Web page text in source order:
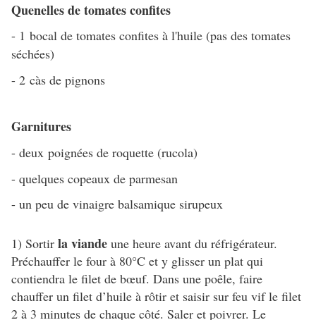
Quenelles de tomates confites
- 1 bocal de tomates confites à l'huile (pas des tomates
séchées)
- 2 càs de pignons
Garnitures
- deux poignées de roquette (rucola)
- quelques copeaux de parmesan
- un peu de vinaigre balsamique sirupeux
1) Sortir la viande une heure avant du réfrigérateur.
Préchauffer le four à 80°C et y glisser un plat qui
contiendra le filet de bœuf. Dans une poêle, faire
chauffer un filet d’huile à rôtir et saisir sur feu vif le filet
2 à 3 minutes de chaque côté. Saler et poivrer. Le